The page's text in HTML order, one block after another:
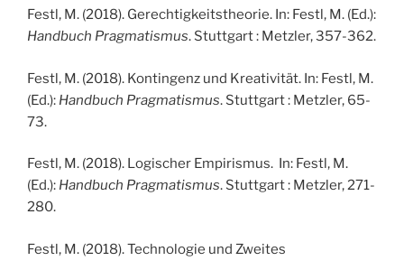
Festl, M. (2018). Gerechtigkeitstheorie. In: Festl, M. (Ed.):
Handbuch Pragmatismus. Stuttgart : Metzler, 357-362.
Festl, M. (2018). Kontingenz und Kreativität. In: Festl, M.
(Ed.): Handbuch Pragmatismus. Stuttgart : Metzler, 65-
73.
Festl, M. (2018). Logischer Empirismus. In: Festl, M.
(Ed.): Handbuch Pragmatismus. Stuttgart : Metzler, 271-
280.
Festl, M. (2018). Technologie und Zweites